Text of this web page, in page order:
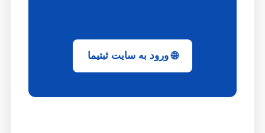
🌐 ورود به سایت ثبتیما